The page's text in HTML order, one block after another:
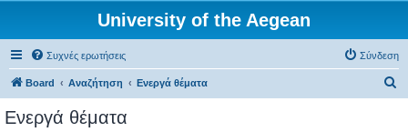
University of the Aegean
Συχνές ερωτήσεις Σύνδεση
Board Αναζήτηση Ενεργά θέματα
Ενεργά θέματα